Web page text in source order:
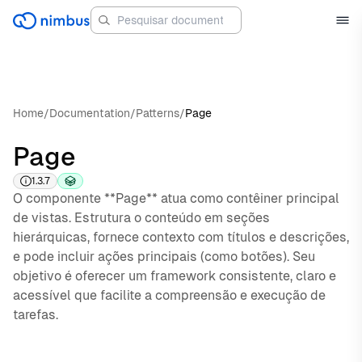
Home/Documentation/Patterns/Page
Page
1.3.7
O componente **Page** atua como contêiner principal
de vistas. Estrutura o conteúdo em seções
hierárquicas, fornece contexto com títulos e descrições,
e pode incluir ações principais (como botões). Seu
objetivo é oferecer um framework consistente, claro e
acessível que facilite a compreensão e execução de
tarefas.